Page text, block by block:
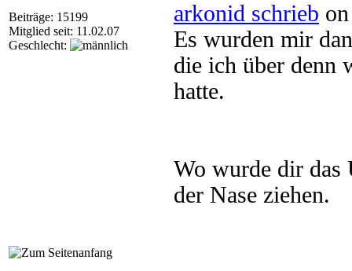
Beiträge: 15199
Mitglied seit: 11.02.07
Geschlecht:
arkonid schrieb
Es wurden mir
die ich über denn
hatte.
Wo wurde dir das
der Nase ziehen.